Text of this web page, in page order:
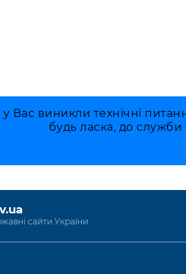
Вас виникли технічні
будь ласка, до
сайти України